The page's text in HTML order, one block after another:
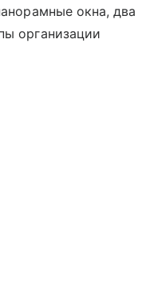
окна, два
организации